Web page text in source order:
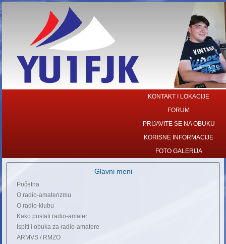
KONTAKT I LOKACIJE
FORUM
PRIJAVITE SE NA OBUKU
KORISNE INFORMACIJE
FOTO GALERIJA
Glavni meni
Početna
O radio-amaterizmu
O radio-klubu
Kako postati radio-amater
Ispiti i obuka za radio-amatere
ARMVS / RMZO